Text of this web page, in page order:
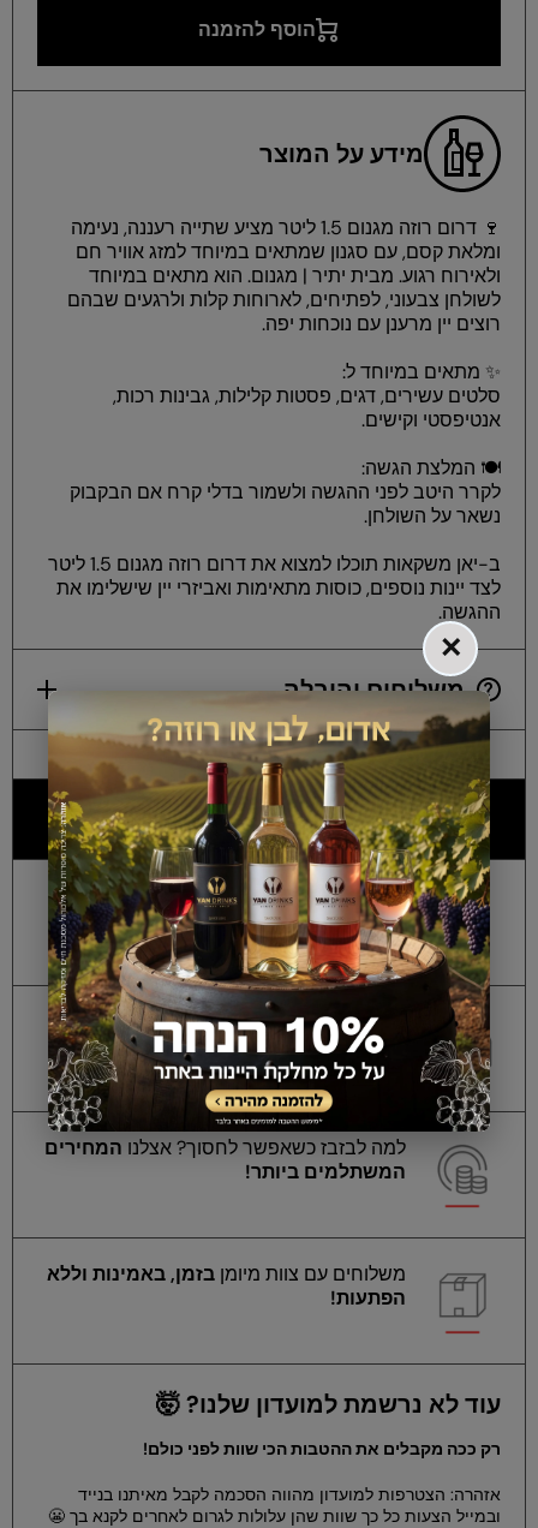
הוסף להזמנה
מידע על המוצר
🍷 דרום רוזה מגנום 1.5 ליטר מציע שתייה רעננה, נעימה
ומלאת קסם, עם סגנון שמתאים במיוחד למזג אוויר חם
ולאירוח רגוע. מבית יתיר | מגנום. הוא מתאים במיוחד
לשולחן צבעוני, לפתיחים, לארוחות קלות ולרגעים שבהם
רוצים יין מרענן עם נוכחות יפה.
✨ מתאים במיוחד ל:
סלטים עשירים, דגים, פסטות קלילות, גבינות רכות,
אנטיפסטי וקישים.
🍽️ המלצת הגשה:
לקרר היטב לפני ההגשה ולשמור בדלי קרח אם הבקבוק
נשאר על השולחן.
ב-יאן משקאות תוכלו למצוא את דרום רוזה מגנום 1.5 ליטר
לצד יינות נוספים, כוסות מתאימות ואביזרי יין שישלימו את
ההגשה.
משלוחים והובלה
×
למה כולם מעדיפים אותנו?
אלכוהול מקורי ללאחשש לזיופים, מאושר על
ידי מכון התקנים הישראלי!
החזר כספי מלאעל הבקבוקים הסגורים
שנותרו לכם! *בכפוף לתנאי החנות.
למה לבזבז כשאפשר לחסוך? אצלנו המחירים
המשתלמים ביותר!
משלוחים עם צוות מיומן בזמן, באמינות וללא
הפתעות!
עוד לא נרשמת למועדון שלנו? 🤯
רק ככה מקבלים את ההטבות הכי שוות לפני כולם!
אזהרה: הצטרפות למועדון מהווה הסכמה לקבל מאיתנו בנייד
ובמייל הצעות כל כך שוות שהן עלולות לגרום לאחרים לקנא בך 😬